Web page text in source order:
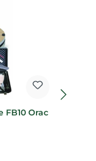
FB10 Orac